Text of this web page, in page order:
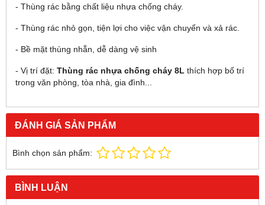
- Thùng rác bằng chất liệu nhựa chống cháy.
- Thùng rác nhỏ gọn, tiện lợi cho việc vận chuyển và xả rác.
- Bề mặt thùng nhẵn, dễ dàng vệ sinh
- Vị trí đặt: Thùng rác nhựa chống cháy 8L thích hợp bố trí
trong văn phòng, tòa nhà, gia đình...
ĐÁNH GIÁ SẢN PHẨM
Bình chọn sản phẩm:
BÌNH LUẬN